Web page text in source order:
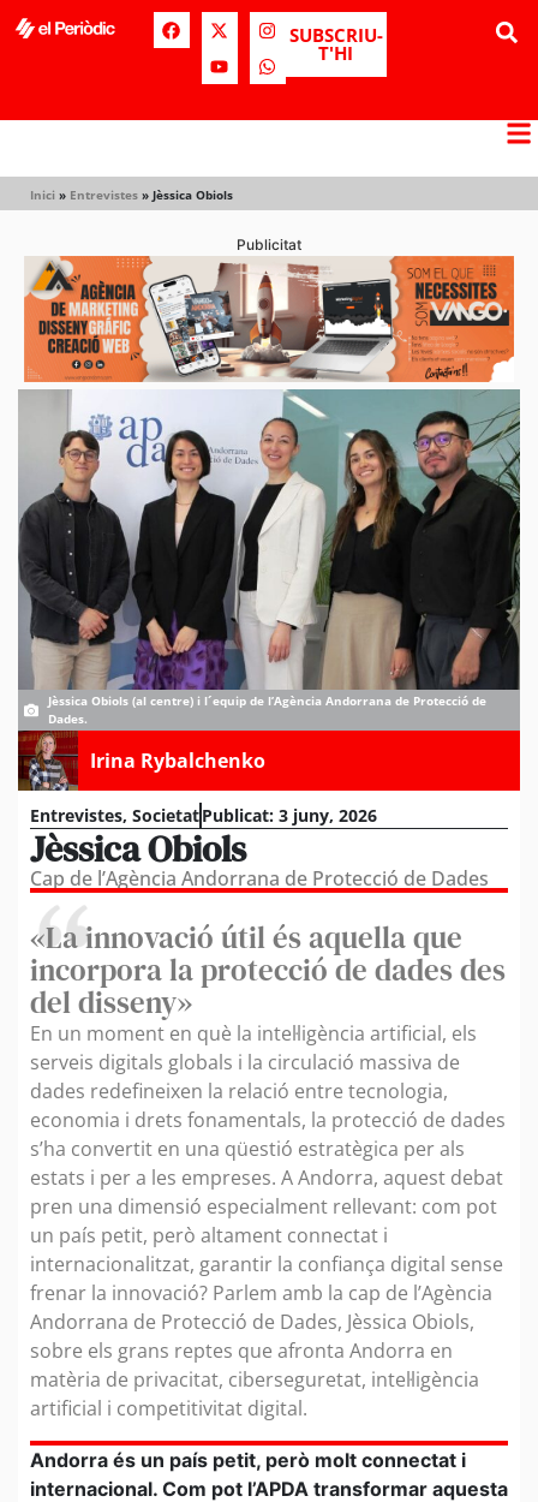
SUBSCRIU-
T'HI
Inici » Entrevistes » Jèssica Obiols
Publicitat
Jèssica Obiols (al centre) i l´equip de l’Agència Andorrana de Protecció de
Dades.
Irina Rybalchenko
Entrevistes, SocietatPublicat: 3 juny, 2026
Jèssica Obiols
Cap de l’Agència Andorrana de Protecció de Dades
«La innovació útil és aquella que
incorpora la protecció de dades des
del disseny»
En un moment en què la intel·ligència artificial, els
serveis digitals globals i la circulació massiva de
dades redefineixen la relació entre tecnologia,
economia i drets fonamentals, la protecció de dades
s’ha convertit en una qüestió estratègica per als
estats i per a les empreses. A Andorra, aquest debat
pren una dimensió especialment rellevant: com pot
un país petit, però altament connectat i
internacionalitzat, garantir la confiança digital sense
frenar la innovació? Parlem amb la cap de l’Agència
Andorrana de Protecció de Dades, Jèssica Obiols,
sobre els grans reptes que afronta Andorra en
matèria de privacitat, ciberseguretat, intel·ligència
artificial i competitivitat digital.
Andorra és un país petit, però molt connectat i
internacional. Com pot l’APDA transformar aquesta